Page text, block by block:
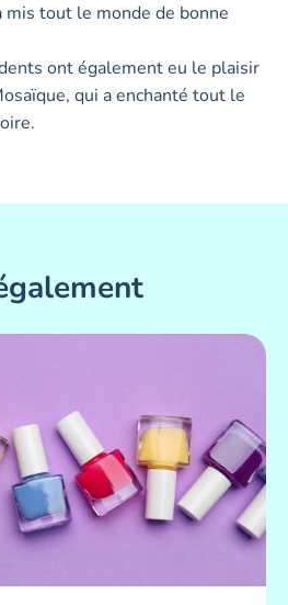
tout le monde de bonne
ont également eu le plaisir
qui a enchanté tout le